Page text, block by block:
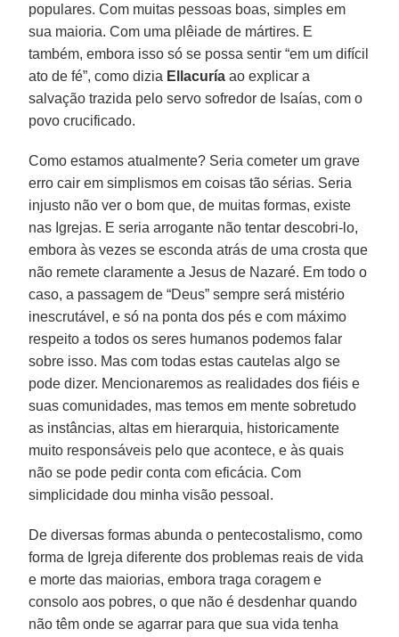
populares. Com muitas pessoas boas, simples em
sua maioria. Com uma plêiade de mártires. E
também, embora isso só se possa sentir “em um difícil
ato de fé”, como dizia Ellacuría ao explicar a
salvação trazida pelo servo sofredor de Isaías, com o
povo crucificado.
Como estamos atualmente? Seria cometer um grave
erro cair em simplismos em coisas tão sérias. Seria
injusto não ver o bom que, de muitas formas, existe
nas Igrejas. E seria arrogante não tentar descobri-lo,
embora às vezes se esconda atrás de uma crosta que
não remete claramente a Jesus de Nazaré. Em todo o
caso, a passagem de “Deus” sempre será mistério
inescrutável, e só na ponta dos pés e com máximo
respeito a todos os seres humanos podemos falar
sobre isso. Mas com todas estas cautelas algo se
pode dizer. Mencionaremos as realidades dos fiéis e
suas comunidades, mas temos em mente sobretudo
as instâncias, altas em hierarquia, historicamente
muito responsáveis pelo que acontece, e às quais
não se pode pedir conta com eficácia. Com
simplicidade dou minha visão pessoal.
De diversas formas abunda o pentecostalismo, como
forma de Igreja diferente dos problemas reais de vida
e morte das maiorias, embora traga coragem e
consolo aos pobres, o que não é desdenhar quando
não têm onde se agarrar para que sua vida tenha